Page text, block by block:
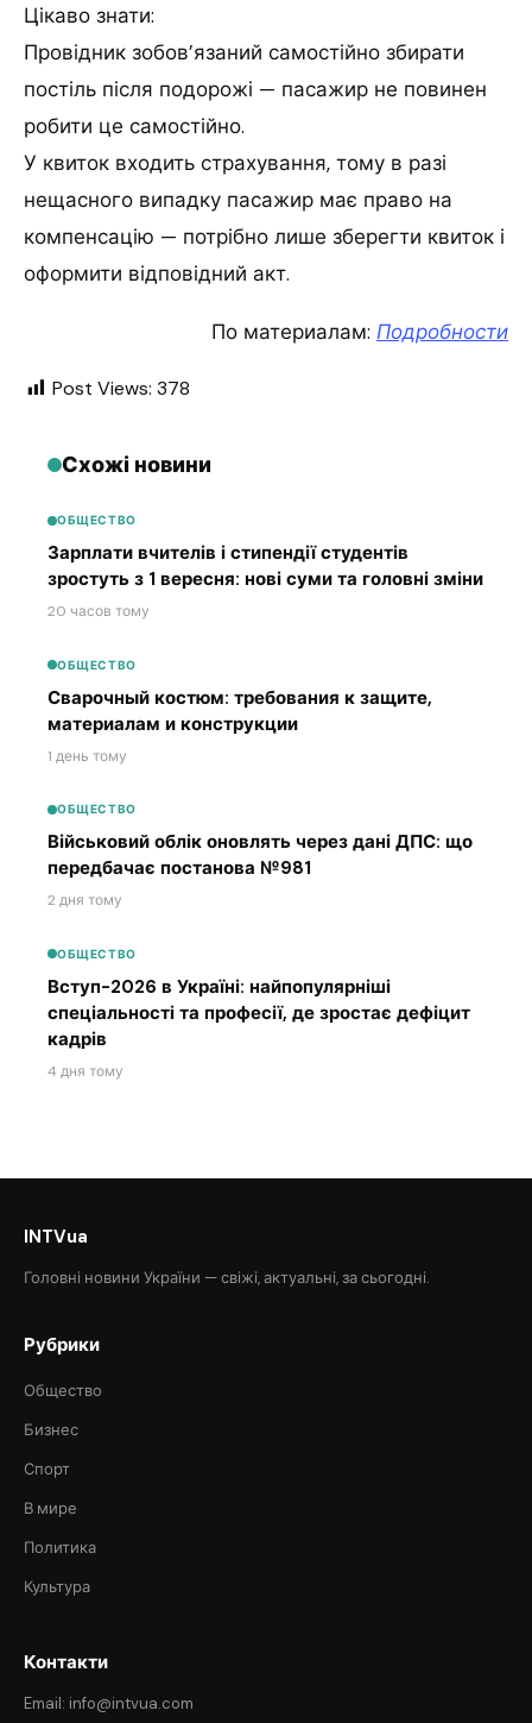
Цікаво знати:
Провідник зобов’язаний самостійно збирати
постіль після подорожі — пасажир не повинен
робити це самостійно.
У квиток входить страхування, тому в разі
нещасного випадку пасажир має право на
компенсацію — потрібно лише зберегти квиток і
оформити відповідний акт.
По материалам: Подробности
Post Views: 378
Схожі новини
ОБЩЕСТВО
Зарплати вчителів і стипендії студентів
зростуть з 1 вересня: нові суми та головні зміни
20 часов тому
ОБЩЕСТВО
Сварочный костюм: требования к защите,
материалам и конструкции
1 день тому
ОБЩЕСТВО
Військовий облік оновлять через дані ДПС: що
передбачає постанова №981
2 дня тому
ОБЩЕСТВО
Вступ-2026 в Україні: найпопулярніші
спеціальності та професії, де зростає дефіцит
кадрів
4 дня тому
INTVua
Головні новини України — свіжі, актуальні, за сьогодні.
Рубрики
Общество
Бизнес
Спорт
В мире
Политика
Культура
Контакти
Email: info@intvua.com